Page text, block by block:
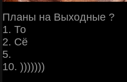
Планы на Выходные ?
1. То
2. Сё
5.
10. )))))))